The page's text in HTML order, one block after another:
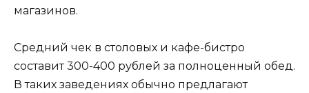
магазинов.
Средний чек в столовых и кафе-бистро
составит 300-400 рублей за полноценный обед.
В таких заведениях обычно предлагают